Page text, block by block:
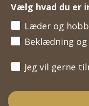
Vælg hvad du er
Læder og
Beklædning
Jeg vil gerne
Jeg vil gerne